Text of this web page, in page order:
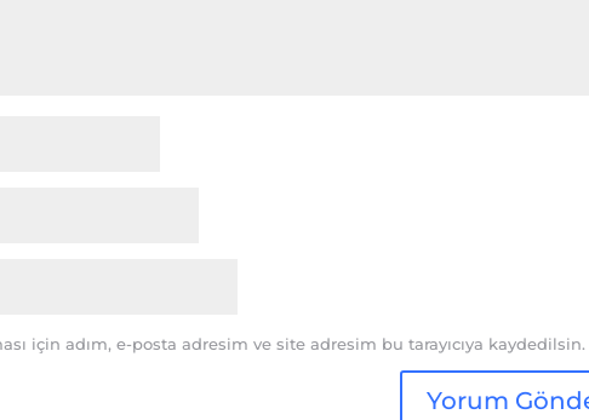
için adım, e-posta adresim ve site adresim bu tarayıcıya kaydedilsin.